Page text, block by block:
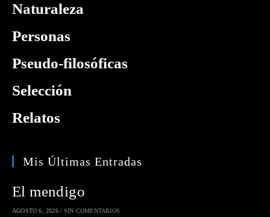
Naturaleza
Personas
Pseudo-filosóficas
Selección
Relatos
Mis Últimas Entradas
El mendigo
AGOSTO 6, 2026 / SIN COMENTARIOS